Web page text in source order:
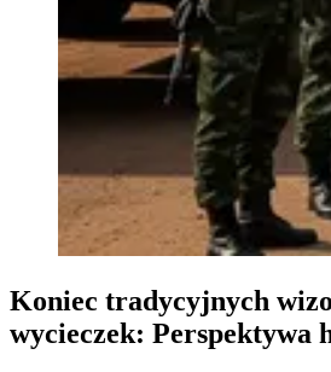
Koniec tradycyjnych
wycieczek: Perspektywa